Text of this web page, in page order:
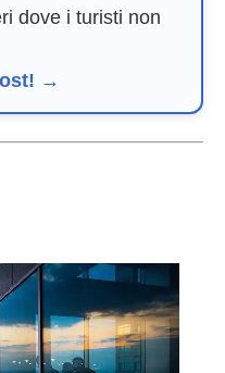
dove i turisti non
→